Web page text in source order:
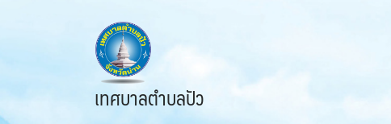
เทศบาลตำบลปัว